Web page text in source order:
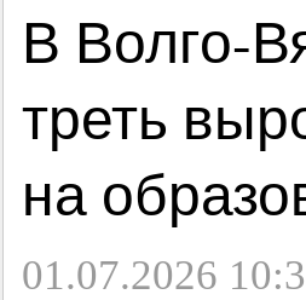
В Волго-
треть
на
01.07.2026